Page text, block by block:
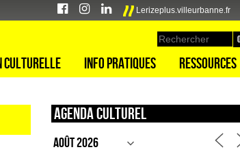
Lerizeplus.villeurbanne.fr
culturelle Info pratiques Ressources
Agenda culturel